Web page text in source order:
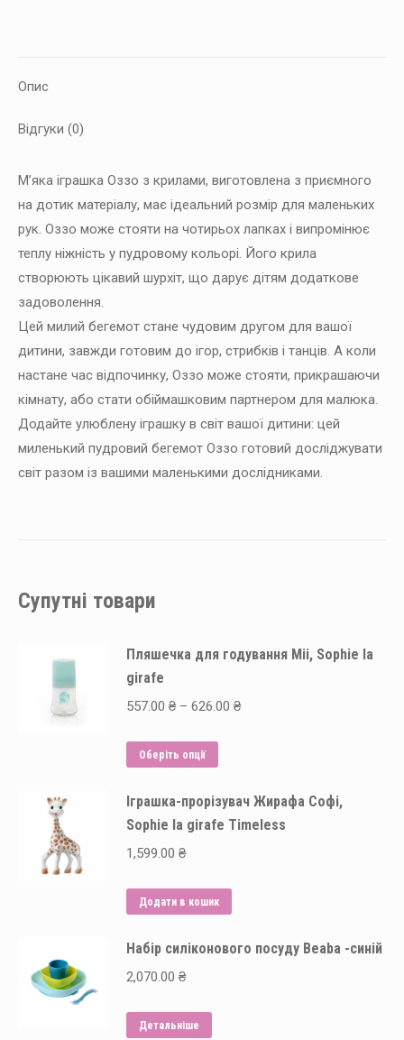
Опис
Відгуки (0)
М’яка іграшка Оззо з крилами, виготовлена з приємного
на дотик матеріалу, має ідеальний розмір для маленьких
рук. Оззо може стояти на чотирьох лапках і випромінює
теплу ніжність у пудровому кольорі. Його крила
створюють цікавий шурхіт, що дарує дітям додаткове
задоволення.
Цей милий бегемот стане чудовим другом для вашої
дитини, завжди готовим до ігор, стрибків і танців. А коли
настане час відпочинку, Оззо може стояти, прикрашаючи
кімнату, або стати обіймашковим партнером для малюка.
Додайте улюблену іграшку в світ вашої дитини: цей
миленький пудровий бегемот Оззо готовий досліджувати
світ разом із вашими маленькими дослідниками.
Супутні товари
Пляшечка для годування Mii, Sophie la
girafe
557.00 ₴ – 626.00 ₴Price
626.00 ₴
Оберіть опції
має
кілька
можна
на
Іграшка-прорізувач Жирафа Софі,
Sophie la girafe Timeless
1,599.00 ₴
Додати в кошик
Набір силіконового посуду Beaba -синій
2,070.00 ₴
Детальніше